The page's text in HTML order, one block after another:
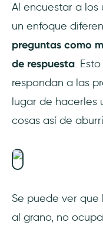
Al encuestar a
un enfoque
preguntas como
de respuesta.
respondan a las
lugar de hacerles
cosas así de
Se puede ver
al grano, no